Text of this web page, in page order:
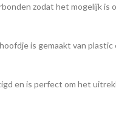
zodat het mogelijk is
is gemaakt van
en is perfect om het